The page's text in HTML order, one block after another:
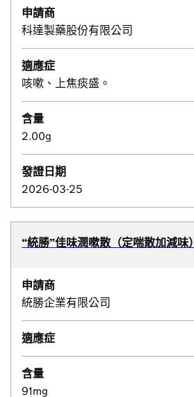
申請商
科達製藥股份有限公司
適應症
咳嗽、上焦痰盛。
含量
2.00g
發證日期
2026-03-25
“統勝”佳味潤嗽散（定喘散加減味）
申請商
統勝企業有限公司
適應症
含量
91mg